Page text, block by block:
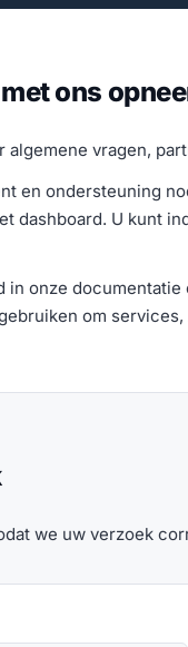
ons
algemene vragen,
en ondersteuning
dashboard. U kunt
in onze documentatie
om
we uw verzoek